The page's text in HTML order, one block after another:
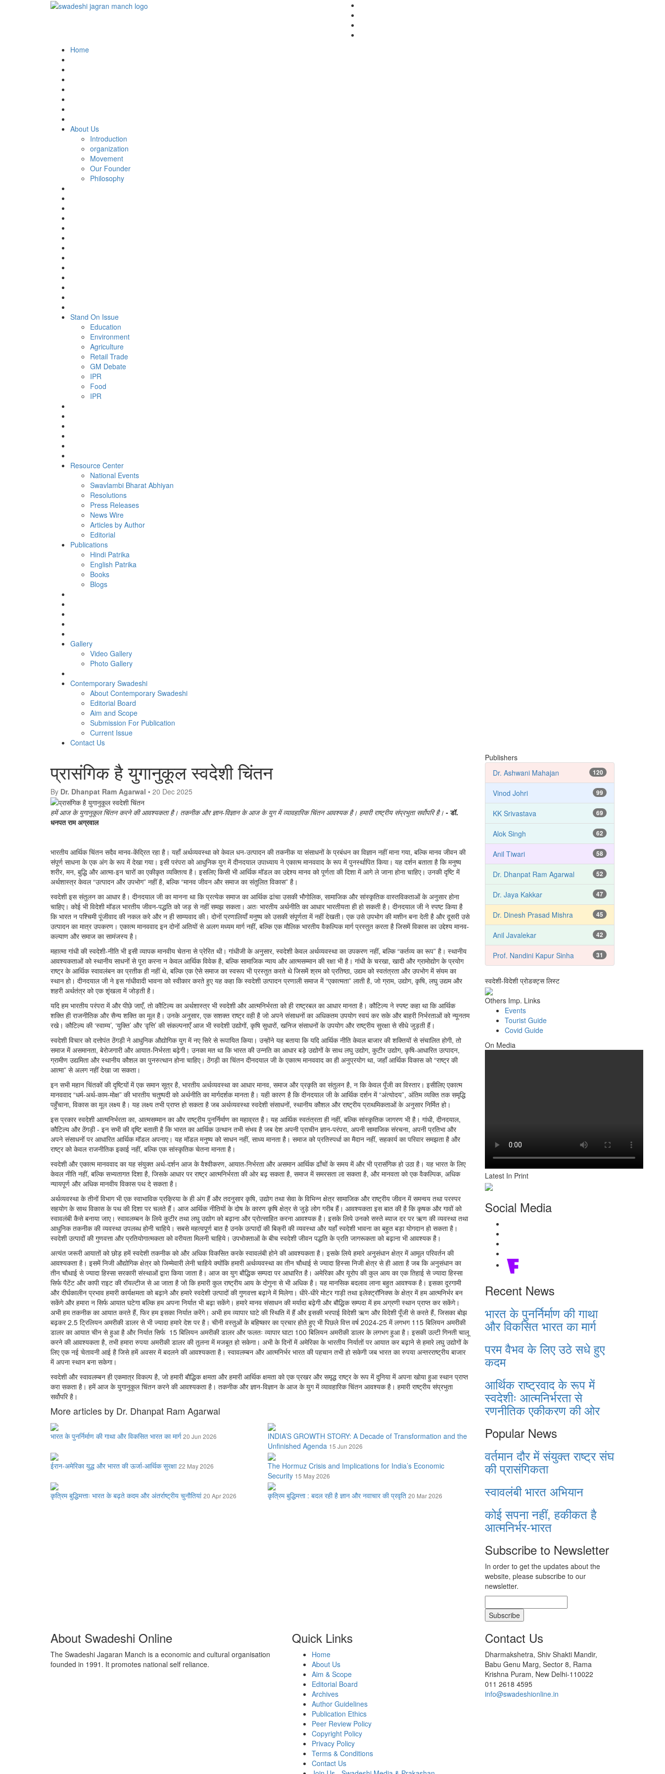
Home
About Us
Introduction
organization
Movement
Our Founder
Philosophy
Stand On Issue
Education
Environment
Agriculture
Retail Trade
GM Debate
IPR
Food
IPR
Resource Center
National Events
Swavlambi Bharat Abhiyan
Resolutions
Press Releases
News Wire
Articles by Author
Editorial
Publications
Hindi Patrika
English Patrika
Books
Blogs
Gallery
Video Gallery
Photo Gallery
Contemporary Swadeshi
About Contemporary Swadeshi
Editorial Board
Aim and Scope
Submission For Publication
Current Issue
Contact Us
प्रासंगिक है युगानुकूल स्वदेशी चिंतन
By Dr. Dhanpat Ram Agarwal • 20 Dec 2025
हमें आज के युगानुकूल चिंतन करने की आवश्यकता है। तकनीक और ज्ञान-विज्ञान के आज के युग में व्यावहारिक चिंतन आवश्यक है। हमारी राष्ट्रीय संप्रभुता सर्वोपरि है। - डॉ.
धनपत राम अग्रवाल
भारतीय आर्थिक चिंतन सदैव मानव-केंद्रित रहा है। यहाँ अर्थव्यवस्था को केवल धन-उत्पादन की तकनीक या संसाधनों के प्रबंधन का विज्ञान नहीं माना गया, बल्कि मानव जीवन की
संपूर्ण साधना के एक अंग के रूप में देखा गया। इसी परंपरा को आधुनिक युग में दीनदयाल उपाध्याय ने एकात्म मानववाद के रूप में पुनर्स्थापित किया। यह दर्शन बताता है कि मनुष्य
शरीर, मन, बुद्धि और आत्मा-इन चारों का एकीकृत व्यक्तित्व है। इसलिए किसी भी आर्थिक मॉडल का उद्देश्य मानव को पूर्णता की दिशा में आगे ले जाना होना चाहिए। उनकी दृष्टि में
अर्थशास्त्र केवल “उत्पादन और उपभोग” नहीं है, बल्कि “मानव जीवन और समाज का संतुलित विकास” है।
स्वदेशी इस संतुलन का आधार है। दीनदयाल जी का मानना था कि प्रत्येक समाज का आर्थिक ढांचा उसकी भौगोलिक, सामाजिक और सांस्कृतिक वास्तविकताओं के अनुसार होना
चाहिए। कोई भी विदेशी मॉडल भारतीय जीवन-पद्धति को जड़ से नहीं समझ सकता। अतः भारतीय अर्थनीति का आधार भारतीयता ही हो सकती है। दीनदयाल जी ने स्पष्ट किया है
कि भारत न पश्चिमी पूंजीवाद की नकल करे और न ही साम्यवाद की। दोनों प्रणालियाँ मनुष्य को उसकी संपूर्णता में नहीं देखती। एक उसे उपभोग की मशीन बना देती है और दूसरी उसे
उत्पादन का मात्र उपकरण। एकात्म मानववाद इन दोनों अतियों से अलग मध्यम मार्ग नहीं, बल्कि एक मौलिक भारतीय वैकल्पिक मार्ग प्रस्तुत करता है जिसमें विकास का उद्देश्य मानव-
कल्याण और समाज का सामंजस्य है।
महात्मा गांधी की स्वदेशी-नीति भी इसी व्यापक मानवीय चेतना से प्रेरित थी। गांधीजी के अनुसार, स्वदेशी केवल अर्थव्यवस्था का उपकरण नहीं, बल्कि “कर्तव्य का रूप” है। स्थानीय
आवश्यकताओं को स्थानीय साधनों से पूरा करना न केवल आर्थिक विवेक है, बल्कि सामाजिक न्याय और आत्मसम्मान की रक्षा भी है। गांधी के चरखा, खादी और ग्रामोद्योग के प्रयोग
राष्ट्र के आर्थिक स्वावलंबन का प्रतीक ही नहीं थे, बल्कि एक ऐसे समाज का स्वरूप भी प्रस्तुत करते थे जिसमें श्रम को प्रतिष्ठा, उद्यम को स्वतंत्रता और उपभोग में संयम का
स्थान हो। दीनदयाल जी ने इस गांधीवादी भावना को स्वीकार करते हुए यह कहा कि स्वदेशी उत्पादन प्रणाली समाज में “एकात्मता” लाती है, जो ग्राम, उद्योग, कृषि, लघु उद्यम और
शहरी अर्थतंत्र को एक शृंखला में जोड़ती है।
यदि हम भारतीय परंपरा में और पीछे जाएँ, तो कौटिल्य का अर्थशास्त्र भी स्वदेशी और आत्मनिर्भरता को ही राष्ट्रबल का आधार मानता है। कौटिल्य ने स्पष्ट कहा था कि आर्थिक
शक्ति ही राजनीतिक और सैन्य शक्ति का मूल है। उनके अनुसार, एक सशक्त राष्ट्र वही है जो अपने संसाधनों का अधिकतम उपयोग स्वयं कर सके और बाहरी निर्भरताओं को न्यूनतम
रखे। कौटिल्य की ‘स्वाम्य’, ‘युक्ति’ और ‘वृत्ति’ की संकल्पनाएँ आज भी स्वदेशी उद्योगों, कृषि सुधारों, खनिज संसाधनों के उपयोग और राष्ट्रीय सुरक्षा से सीधे जुड़ती हैं।
स्वदेशी विचार को दत्तोपंत ठेंगड़ी ने आधुनिक औद्योगिक युग में नए सिरे से रूपायित किया। उन्होंने यह बताया कि यदि आर्थिक नीति केवल बाजार की शक्तियों से संचालित होगी, तो
समाज में असमानता, बेरोजगारी और आयात-निर्भरता बढ़ेगी। उनका मत था कि भारत की उन्नति का आधार बड़े उद्योगों के साथ लघु उद्योग, कुटीर उद्योग, कृषि-आधारित उत्पादन,
ग्रामीण उद्यमिता और स्थानीय कौशल का पुनरुत्थान होना चाहिए। ठेंगड़ी का चिंतन दीनदयाल जी के एकात्म मानववाद का ही अनुप्रयोग था, जहाँ आर्थिक विकास को “राष्ट्र की
आत्मा” से अलग नहीं देखा जा सकता।
इन सभी महान चिंतकों की दृष्टियों में एक समान सूत्र है, भारतीय अर्थव्यवस्था का आधार मानव, समाज और प्रकृति का संतुलन है, न कि केवल पूँजी का विस्तार। इसीलिए एकात्म
मानववाद “धर्म-अर्थ-काम-मोक्ष” की भारतीय चतुष्पदी को अर्थनीति का मार्गदर्शक मानता है। यही कारण है कि दीनदयाल जी के आर्थिक दर्शन में “अंत्योदय”, अंतिम व्यक्ति तक समृद्धि
पहुँचाना, विकास का मूल लक्ष्य है। यह लक्ष्य तभी प्राप्त हो सकता है जब अर्थव्यवस्था स्वदेशी संसाधनों, स्थानीय कौशल और राष्ट्रीय प्राथमिकताओं के अनुसार निर्मित हो।
इस प्रकार स्वदेशी आत्मनिर्भरता का, आत्मसम्मान का और राष्ट्रीय पुनर्निर्माण का महाव्रत है। यह आर्थिक स्वतंत्रता ही नहीं, बल्कि सांस्कृतिक जागरण भी है। गांधी, दीनदयाल,
कौटिल्य और ठेंगड़ी - इन सभी की दृष्टि बताती है कि भारत का आर्थिक उत्थान तभी संभव है जब देश अपनी प्राचीन ज्ञान-परंपरा, अपनी सामाजिक संरचना, अपनी प्रतिभा और
अपने संसाधनों पर आधारित आर्थिक मॉडल अपनाए। यह मॉडल मनुष्य को साधन नहीं, साध्य मानता है। समाज को प्रतिस्पर्धा का मैदान नहीं, सहकार्य का परिवार समझता है और
राष्ट्र को केवल राजनीतिक इकाई नहीं, बल्कि एक सांस्कृतिक चेतना मानता है।
स्वदेशी और एकात्म मानववाद का यह संयुक्त अर्थ-दर्शन आज के वैश्वीकरण, आयात-निर्भरता और असमान आर्थिक ढाँचों के समय में और भी प्रासंगिक हो उठा है। यह भारत के लिए
केवल नीति नहीं, बल्कि सभ्यतागत दिशा है, जिसके आधार पर राष्ट्र आत्मनिर्भरता की ओर बढ़ सकता है, समाज में समरसता ला सकता है, और मानवता को एक वैकल्पिक, अधिक
न्यायपूर्ण और अधिक मानवीय विकास पथ दे सकता है।
अर्थव्यवस्था के तीनों विभाग भी एक स्वाभाविक प्रक्रिया के ही अंग हैं और तदनुसार कृषि, उद्योग तथा सेवा के विभिन्न क्षेत्र सामाजिक और राष्ट्रीय जीवन में समन्वय तथा परस्पर
सहयोग के साथ विकास के पथ की दिशा पर चलते हैं। आज आर्थिक नीतियों के दोष के कारण कृषि क्षेत्र से जुड़े लोग गरीब हैं। आवश्यकता इस बात की है कि कृषक और गावों को
स्वावलंबी कैसे बनाया जाए। स्वावलम्बन के लिये कुटीर तथा लघु उद्योग को बढ़ाना और प्रोत्साहित करना आवश्यक है। इसके लिये उनको सस्ते ब्याज दर पर ऋण की व्यवस्था तथा
आधुनिक तकनीक की व्यवस्था उपलब्ध होनी चाहिये। सबसे महत्वपूर्ण बात है उनके उत्पादों की बिक्री की व्यवस्था और यहाँ स्वदेशी भावना का बहुत बड़ा योगदान हो सकता है।
स्वदेशी उत्पादों की गुणवत्ता और प्रतियोगात्मकता को वरीयता मिलनी चाहिये। उपभोक्ताओं के बीच स्वदेशी जीवन पद्धति के प्रति जागरूकता को बढ़ाना भी आवश्यक है।
अत्यंत जरूरी आयातों को छोड़ हमें स्वदेशी तकनीक को और अधिक विकसित करके स्वावलंबी होने की आवश्यकता है। इसके लिये हमारे अनुसंधान क्षेत्र में आमूल परिवर्तन की
आवश्यकता है। इसमें निजी औद्योगिक क्षेत्र को जिम्मेवारी लेनी चाहिये क्योंकि हमारी अर्थव्यवस्था का तीन चौथाई से ज्यादा हिस्सा निजी क्षेत्र से ही आता है जब कि अनुसंधान का
तीन चौथाई से ज्यादा हिस्सा सरकारी संस्थाओं द्वारा किया जाता है। आज का युग बौद्धिक सम्पदा पर आधारित है। अमेरिका और यूरोप की कुल आय का एक तिहाई से ज्यादा हिस्सा
सिर्फ पैटेंट और कापी राइट की रॉयल्टीज से आ जाता है जो कि हमारी कुल राष्ट्रीय आय के दोगुना से भी अधिक है। यह मानसिक बदलाव लाना बहुत आवश्यक है। इसका दूरगामी
और दीर्घकालीन प्रभाव हमारी कार्यक्षमता को बढ़ाने और हमारे स्वदेशी उत्पादों की गुणवत्ता बढ़ाने में मिलेगा। धीरे-धीरे मोटर गाड़ी तथा इलेक्ट्रॉनिक्स के क्षेत्र में हम आत्मनिर्भर बन
सकेंगे और हमारा न सिर्फ आयात घटेगा बल्कि हम अपना निर्यात भी बढ़ा सकेंगे। हमारे मानव संसाधन की मर्यादा बढ़ेगी और बौद्धिक सम्पदा में हम अग्रणी स्थान प्राप्त कर सकेंगे।
अभी हम तकनीक का आयात करते हैं, फिर हम इसका निर्यात करेंगे। अभी हम व्यापार घाटे की स्थिति में हैं और इसकी भरपाई विदेशी ऋण और विदेशी पूँजी से करते हैं, जिसका बोझ
बढ़कर 2.5 ट्रिलियन अमरीकी डालर से भी ज्यादा हमारे देश पर है। चीनी वस्तुओं के बहिष्कार का प्रचार होते हुए भी पिछले वित्त वर्ष 2024-25 में लगभग 115 बिलियन अमरीकी
डालर का आयात चीन से हुआ है और निर्यात सिर्फ 15 बिलियन अमरीकी डालर और फलतः व्यापार घाटा 100 बिलियन अमरीकी डालर के लगभग हुआ है। इसकी उल्टी गिनती चालू
करने की आवश्यकता है, तभी हमारा रुपया अमरीकी डालर की तुलना में मजबूत हो सकेगा। अभी के दिनों में अमेरिका के भारतीय निर्यातों पर आयात कर बढ़ाने से हमारे लघु उद्योगों के
लिए एक नई चेतावनी आई है जिसे हमें अवसर में बदलने की आवश्यकता है। स्वावलम्बन और आत्मनिर्भर भारत की पहचान तभी हो सकेगी जब भारत का रुपया अन्तरराष्ट्रीय बाजार
में अपना स्थान बना सकेगा।
स्वदेशी और स्वावलम्बन ही एकमात्र विकल्प है, जो हमारी बौद्धिक क्षमता और हमारी आर्थिक क्षमता को एक प्रखर और समृद्ध राष्ट्र के रूप में दुनिया में अपना खोया हुआ स्थान प्राप्त
करा सकता है। हमें आज के युगानुकूल चिंतन करने की आवश्यकता है। तकनीक और ज्ञान-विज्ञान के आज के युग में व्यावहारिक चिंतन आवश्यक है। हमारी राष्ट्रीय संप्रभुता
सर्वोपरि है।
More articles by Dr. Dhanpat Ram Agarwal
भारत के पुनर्निर्माण की गाथा और विकसित भारत का मार्ग20 Jun 2026
INDIA’S GROWTH STORY: A Decade of Transformation and the
Unfinished Agenda 15 Jun 2026
ईरान-अमेरिका युद्ध और भारत की ऊर्जा-आर्थिक सुरक्षा22 May 2026
The Hormuz Crisis and Implications for India’s Economic
Security 15 May 2026
कृत्रिम बुद्धिमत्ताः भारत के बढ़ते कदम और अंतर्राष्ट्रीय चुनौतियां20 Apr 2026 कृत्रिम बुद्धिमत्ता : बदल रही है ज्ञान और नवाचार की प्रवृति 20 Mar 2026
Publishers
Dr. Ashwani Mahajan
120
Vinod Johri 99
KK Srivastava 69
Alok Singh 62
Anil Tiwari 58
Dr. Dhanpat Ram Agarwal 52
Dr. Jaya Kakkar 47
Dr. Dinesh Prasad Mishra 45
Anil Javalekar 42
Prof. Nandini Kapur Sinha 31
स्वदेशी-विदेशी प्रोडक्ट्स लिस्ट
Others Imp. Links
Events
Tourist Guide
Covid Guide
On Media
Latest In Print
Social Media
Recent News
भारत के पुनर्निर्माण की गाथा
और विकसित भारत का मार्ग
परम वैभव के लिए उठे सधे हुए
कदम
आर्थिक राष्ट्रवाद के रूप में
स्वदेशीः आत्मनिर्भरता से
रणनीतिक एकीकरण की ओर
Popular News
वर्तमान दौर में संयुक्त राष्ट्र संघ
की प्रासंगिकता
स्वावलंबी भारत अभियान
कोई सपना नहीं, हकीकत है
आत्मनिर्भर-भारत
Subscribe to Newsletter
In order to get the updates about the
website, please subscribe to our
newsletter.
About Swadeshi Online
The Swadeshi Jagaran Manch is a economic and cultural organisation
founded in 1991. It promotes national self reliance.
Quick Links
Home
About Us
Aim & Scope
Editorial Board
Archives
Author Guidelines
Publication Ethics
Peer Review Policy
Copyright Policy
Privacy Policy
Terms & Conditions
Contact Us
Contact Us
Dharmakshetra, Shiv Shakti Mandir,
Babu Genu Marg, Sector 8, Rama
Krishna Puram, New Delhi-110022
011 2618 4595
info@swadeshionline.in